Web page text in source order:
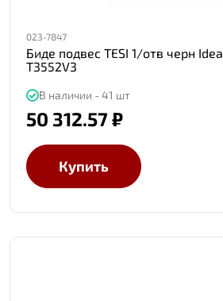
023-7847
Биде подвес TESI 1/отв черн
T3552V3
В наличии - 41 шт
50 312.57 ₽
Купить